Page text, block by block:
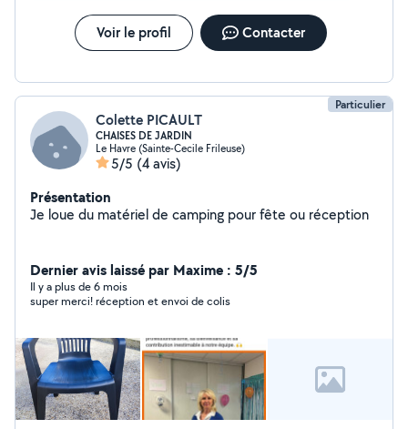
Voir le profil Contacter
Particulier
Colette PICAULT
CHAISES DE JARDIN
Le Havre (Sainte-Cecile Frileuse)
5/5 (4 avis)
Présentation
Je loue du matériel de camping pour fête ou réception
Dernier avis laissé par Maxime : 5/5
Il y a plus de 6 mois
super merci! réception et envoi de colis